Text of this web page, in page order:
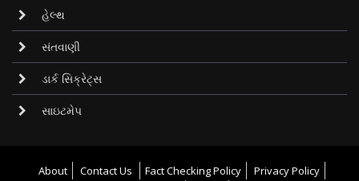
હેલ્થ
સંતવાણી
ડાર્ક સિક્રેટ્‌સ
સાઇટમેપ
About Contact Us Fact Checking Policy
Privacy Policy